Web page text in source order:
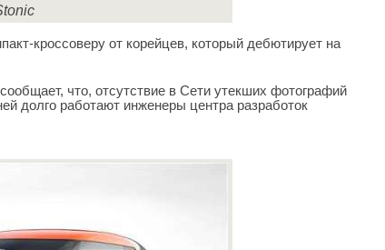
кроссоверу от корейцев, который дебютирует на
что, отсутствие в Сети утекших фотографий
долго работают инженеры центра разработок